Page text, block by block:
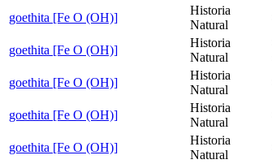
goethita [Fe O (OH)]
Historia
Natural
goethita [Fe O (OH)]
Historia
Natural
goethita [Fe O (OH)]
Historia
Natural
goethita [Fe O (OH)]
Historia
Natural
goethita [Fe O (OH)]
Historia
Natural